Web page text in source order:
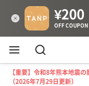
【重要】令和8年熊本地震
（2026年7月29日更新）